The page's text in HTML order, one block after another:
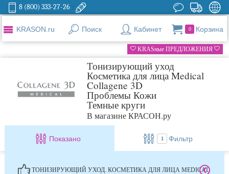
8 (800) 333-27-26
KRASON.ru Поиск Кабинет 0 Корзина
KRASные ПРЕДЛОЖЕНИЯ
Тонизирующий уход
Косметика для лица Medical
Collagene 3D
Проблемы Кожи
Темные круги
В магазине КРАСОН.ру
Показано 1 Фильтр
ТОНИЗИРУЮЩИЙ УХОД. КОСМЕТИКА ДЛЯ ЛИЦА MEDICAL